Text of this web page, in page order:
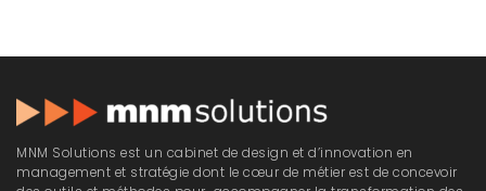
MNM Solutions est un cabinet de design et d’innovation en
management et stratégie dont le cœur de métier est de concevoir